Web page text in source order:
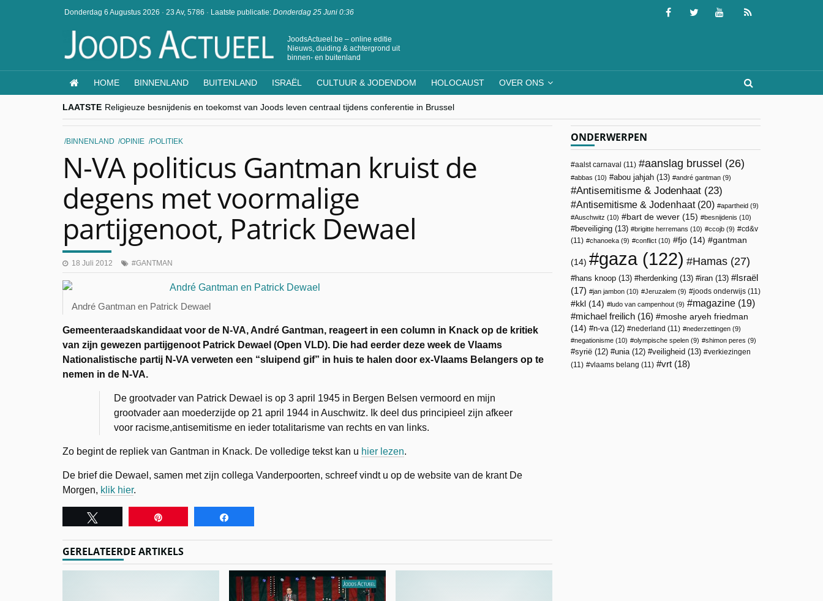
Donderdag 6 Augustus 2026 · 23 Av, 5786 · Laatste publicatie: Donderdag 25 Juni 0:36
JoodsActueel.be – online editie
Nieuws, duiding & achtergrond uit
binnen- en buitenland
HOME BINNENLAND BUITENLAND ISRAËL CULTUUR & JODENDOM HOLOCAUST OVER ONS
LAATSTE Religieuze besnijdenis en toekomst van Joods leven centraal tijdens conferentie in Brussel
“Besnijdenisdebat toont hoe moeilijk seculiere Westen minderheden begrijpt”, Jinnih Beels (Vooruit)
CITYTRIP | ROEMENIË – Boekarest: de verrassing van Oost-Europa
“Vandaag zit elke Jood in België op de beklaagdenbank”
BINNENLAND OPINIE POLITIEK
N-VA politicus Gantman kruist de
degens met voormalige
partijgenoot, Patrick Dewael
18 Juli 2012 GANTMAN
André Gantman en Patrick Dewael
Gemeenteraadskandidaat voor de N-VA, André Gantman, reageert in een column in Knack op de kritiek
van zijn gewezen partijgenoot Patrick Dewael (Open VLD). Die had eerder deze week de Vlaams
Nationalistische partij N-VA verweten een “sluipend gif” in huis te halen door ex-Vlaams Belangers op te
nemen in de N-VA.
De grootvader van Patrick Dewael is op 3 april 1945 in Bergen Belsen vermoord en mijn
grootvader aan moederzijde op 21 april 1944 in Auschwitz. Ik deel dus principieel zijn afkeer
voor racisme,antisemitisme en ieder totalitarisme van rechts en van links.
Zo begint de repliek van Gantman in Knack. De volledige tekst kan u hier lezen.
De brief die Dewael, samen met zijn collega Vanderpoorten, schreef vindt u op de website van de krant De
Morgen, klik hier.
GERELATEERDE ARTIKELS
ONDERWERPEN
aalst carnaval (11) aanslag brussel (26)
abbas (10) abou jahjah (13) andré gantman (9)
Antisemitisme & Jodenhaat (23)
Antisemitisme & Jodenhaat(20) apartheid (9)
Auschwitz (10) bart de wever (15) besnijdenis (10)
beveiliging (13) brigitte herremans (10) ccojb (9)
cd&v
(11)
chanoeka (9) conflict (10) fjo (14) gantman
(14) gaza(122) Hamas (27)
hans knoop (13) herdenking (13) iran (13)
Israël
(17)
jan jambon (10) Jeruzalem (9) joods onderwijs (11)
kkl (14) ludo van campenhout (9) magazine (19)
michael freilich (16)
moshe aryeh friedman
(14)
n-va(12) nederland (11) nederzettingen (9)
negationisme (10) olympische spelen (9) shimon peres (9)
syrië (12) unia(12) veiligheid (13)
verkiezingen
(11)
vlaams belang (11) vrt (18)